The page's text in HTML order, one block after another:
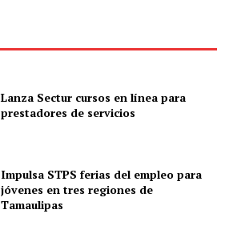
Lanza Sectur cursos en línea para
prestadores de servicios
Impulsa STPS ferias del empleo para
jóvenes en tres regiones de
Tamaulipas